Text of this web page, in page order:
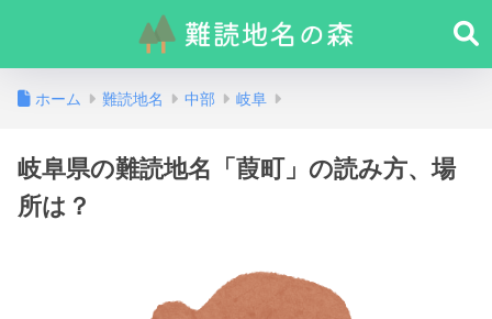
ホーム 難読地名 中部 岐阜
岐阜県の難読地名「葭町」の読み方、場
所は？